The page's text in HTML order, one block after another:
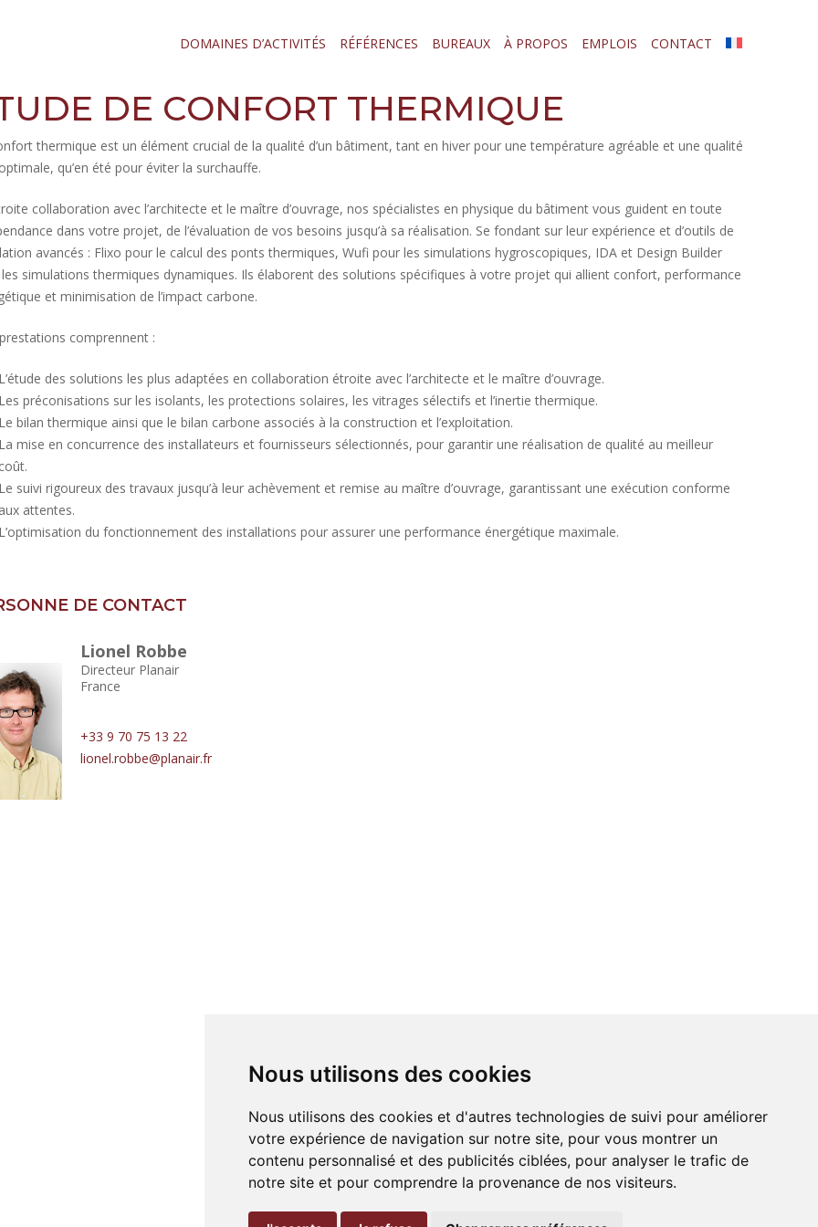
Nous utilisons des cookies
Nous utilisons des cookies et d'autres technologies de suivi pour améliorer
votre expérience de navigation sur notre site, pour vous montrer un
contenu personnalisé et des publicités ciblées, pour analyser le trafic de
notre site et pour comprendre la provenance de nos visiteurs.
DOMAINES D’ACTIVITÉS RÉFÉRENCES BUREAUX À PROPOS EMPLOIS CONTACT
DE CONFORT THERMIQUE
thermique est un élément crucial de la qualité d’un bâtiment, tant en hiver pour une température agréable et une qualité
qu’en été pour éviter la surchauffe.
collaboration avec l’architecte et le maître d’ouvrage, nos spécialistes en physique du bâtiment vous guident en toute
dans votre projet, de l’évaluation de vos besoins jusqu’à sa réalisation. Se fondant sur leur expérience et d’outils de
avancés : Flixo pour le calcul des ponts thermiques, Wufi pour les simulations hygroscopiques, IDA et Design Builder
simulations thermiques dynamiques. Ils élaborent des solutions spécifiques à votre projet qui allient confort, performance
et minimisation de l’impact carbone.
comprennent :
des solutions les plus adaptées en collaboration étroite avec l’architecte et le maître d’ouvrage.
préconisations sur les isolants, les protections solaires, les vitrages sélectifs et l’inertie thermique.
bilan thermique ainsi que le bilan carbone associés à la construction et l’exploitation.
mise en concurrence des installateurs et fournisseurs sélectionnés, pour garantir une réalisation de qualité au meilleur
suivi rigoureux des travaux jusqu’à leur achèvement et remise au maître d’ouvrage, garantissant une exécution conforme
attentes.
du fonctionnement des installations pour assurer une performance énergétique maximale.
DE CONTACT
Lionel Robbe
Directeur Planair
France
+33 9 70 75 13 22
lionel.robbe@planair.fr